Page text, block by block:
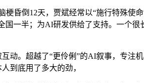
倒12天，贾斌经常以“施行特殊使
一半；为AI研发供给了支持。一个
。超越了“更伶俐”的AI叙事，专注
到底用了多大的劲，